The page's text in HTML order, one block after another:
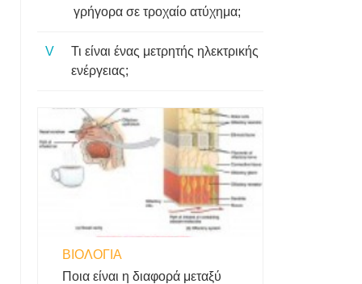
γρήγορα σε τροχαίο ατύχημα;
Τι είναι ένας μετρητής ηλεκτρικής
ενέργειας;
ΒΙΟΛΟΓΊΑ
Ποια είναι η διαφορά μεταξύ